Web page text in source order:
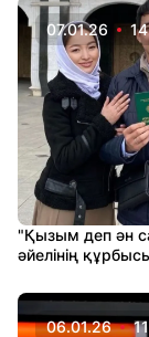
07.01.26
"Қызым деп ән
әйелінің
06.01.26